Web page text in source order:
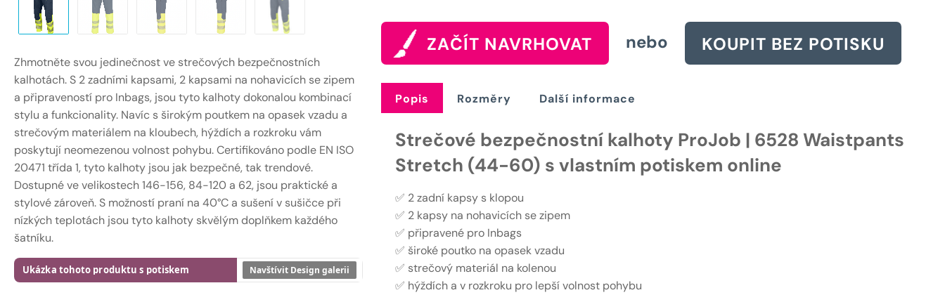
Zhmotněte svou jedinečnost ve strečových bezpečnostních
kalhotách. S 2 zadními kapsami, 2 kapsami na nohavicích se zipem
a připraveností pro Inbags, jsou tyto kalhoty dokonalou kombinací
stylu a funkcionality. Navíc s širokým poutkem na opasek vzadu a
strečovým materiálem na kloubech, hýždích a rozkroku vám
poskytují neomezenou volnost pohybu. Certifikováno podle EN ISO
20471 třída 1, tyto kalhoty jsou jak bezpečné, tak trendové.
Dostupné ve velikostech 146-156, 84-120 a 62, jsou praktické a
stylové zároveň. S možností praní na 40°C a sušení v sušičce při
nízkých teplotách jsou tyto kalhoty skvělým doplňkem každého
šatníku.
Ukázka tohoto produktu s potiskem Navštívit Design galerii
ZAČÍT NAVRHOVAT nebo KOUPIT BEZ POTISKU
Popis Rozměry Další informace
Strečové bezpečnostní kalhoty ProJob | 6528 Waistpants
Stretch (44-60) s vlastním potiskem online
✅ 2 zadní kapsy s klopou
✅ 2 kapsy na nohavicích se zipem
✅ připravené pro Inbags
✅ široké poutko na opasek vzadu
✅ strečový materiál na kolenou
✅ hýždích a v rozkroku pro lepší volnost pohybu